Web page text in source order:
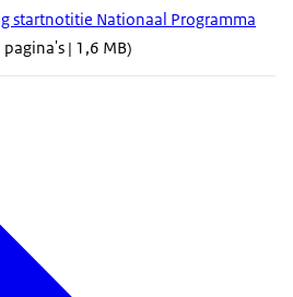
startnotitie Nationaal Programma
pagina's | 1,6 MB)